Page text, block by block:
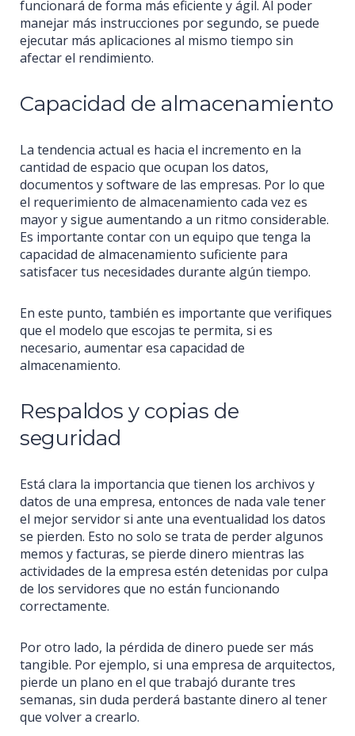
funcionará de forma más eficiente y ágil. Al poder
manejar más instrucciones por segundo, se puede
ejecutar más aplicaciones al mismo tiempo sin
afectar el rendimiento.
Capacidad de almacenamiento
La tendencia actual es hacia el incremento en la
cantidad de espacio que ocupan los datos,
documentos y software de las empresas. Por lo que
el requerimiento de almacenamiento cada vez es
mayor y sigue aumentando a un ritmo considerable.
Es importante contar con un equipo que tenga la
capacidad de almacenamiento suficiente para
satisfacer tus necesidades durante algún tiempo.
En este punto, también es importante que verifiques
que el modelo que escojas te permita, si es
necesario, aumentar esa capacidad de
almacenamiento.
Respaldos y copias de
seguridad
Está clara la importancia que tienen los archivos y
datos de una empresa, entonces de nada vale tener
el mejor servidor si ante una eventualidad los datos
se pierden. Esto no solo se trata de perder algunos
memos y facturas, se pierde dinero mientras las
actividades de la empresa estén detenidas por culpa
de los servidores que no están funcionando
correctamente.
Por otro lado, la pérdida de dinero puede ser más
tangible. Por ejemplo, si una empresa de arquitectos,
pierde un plano en el que trabajó durante tres
semanas, sin duda perderá bastante dinero al tener
que volver a crearlo.